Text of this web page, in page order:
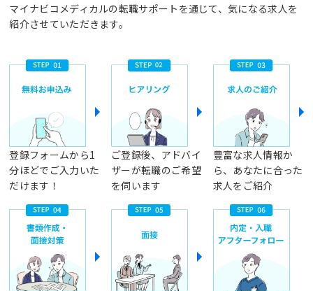
マイナビコメディカルの転職サポートを通じて、気になる求人を
紹介させていただきます。
登録フォームから1
分ほどでご入力いた
だけます！
ご登録後、アドバイ
ザーが転職のご希望
を伺います
豊富な求人情報か
ら、あなたに合った
求人をご紹介